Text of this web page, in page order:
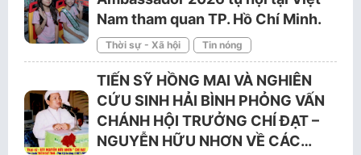
Nam tham quan TP. Hồ Chí Minh.
Thời sự - Xã hội Tin nóng
TIẾN SỸ HỒNG MAI VÀ NGHIÊN
CỨU SINH HẢI BÌNH PHỎNG VẤN
CHÁNH HỘI TRƯỞNG CHÍ ĐẠT –
NGUYỄN HỮU NHƠN VỀ CÁC…